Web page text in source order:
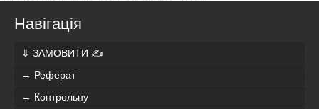
Навігація
⇓ ЗАМОВИТИ ✍
→ Реферат
→ Контрольну